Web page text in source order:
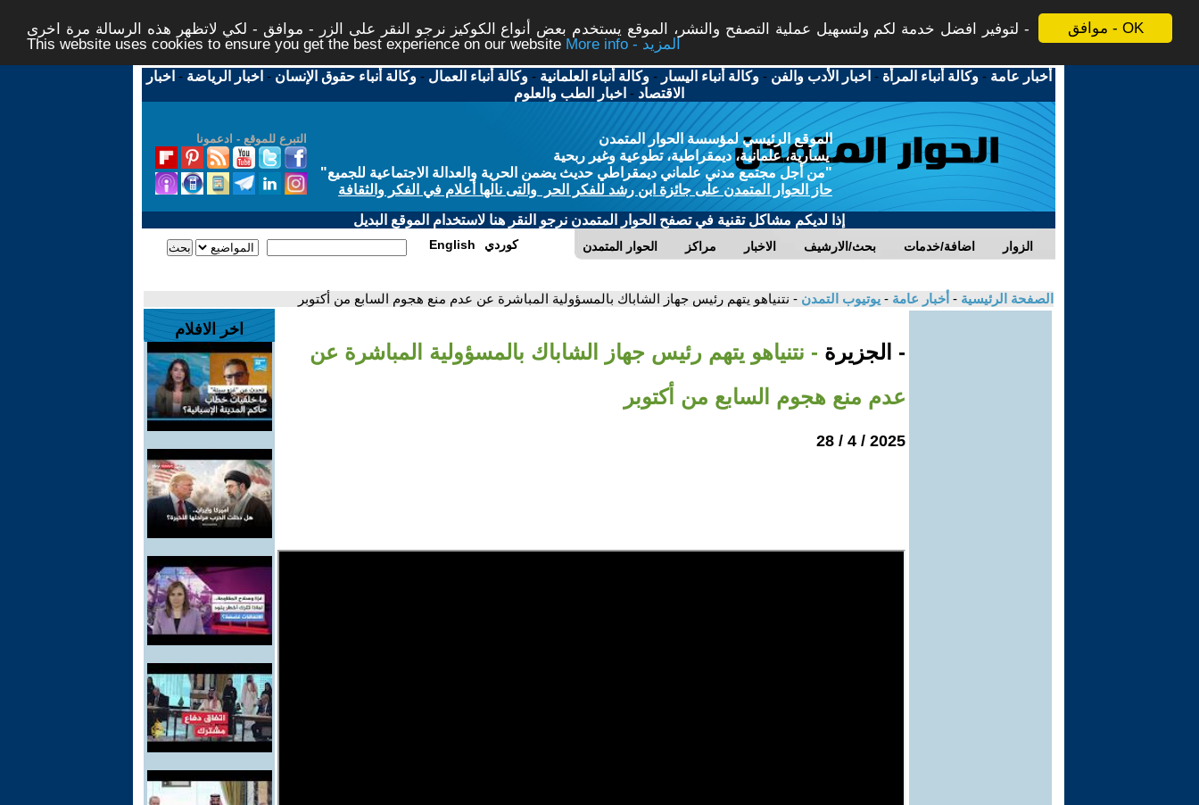
موافق - OK
لتوفير افضل خدمة لكم ولتسهيل عملية التصفح والنشر، الموقع يستخدم بعض أنواع الكوكيز نرجو النقر على الزر - موافق - لكي لاتظهر هذه الرسالة مرة اخرى -
This website uses cookies to ensure you get the best experience on our website
More info - المزيد
أخبار عامة -وكالة أنباء المرأة - اخبار الأدب والفن -وكالة أنباء اليسار -وكالة أنباء العلمانية -وكالة أنباء العمال -وكالة أنباء حقوق الإنسان - اخبار الرياضة - اخبار
الاقتصاد - اخبار الطب والعلوم
التبرع للموقع - ادعمونا
الموقع الرئيسي لمؤسسة الحوار المتمدن
يسارية، علمانية، ديمقراطية، تطوعية وغير ربحية
"من أجل مجتمع مدني علماني ديمقراطي حديث يضمن الحرية والعدالة الاجتماعية للجميع"
حاز الحوار المتمدن على جائزة ابن رشد للفكر الحر والتى نالها أعلام في الفكر والثقافة
إذا لديكم مشاكل تقنية في تصفح الحوار المتمدن نرجو النقر هنا لاستخدام الموقع البديل
الحوار المتمدن مراكز الاخبار بحث/الارشيف اضافة/خدمات الزوار English كوردي
الصفحة الرئيسية - أخبار عامة - يوتيوب التمدن - نتنياهو يتهم رئيس جهاز الشاباك بالمسؤولية المباشرة عن عدم منع هجوم السابع من أكتوبر
- الجزيرة - نتنياهو يتهم رئيس جهاز الشاباك بالمسؤولية المباشرة عن
عدم منع هجوم السابع من أكتوبر
2025 / 4 / 28
اخر الافلام